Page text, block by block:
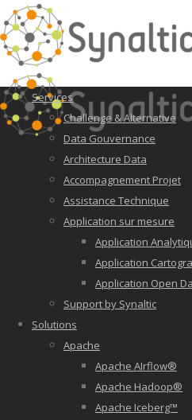
Services
Challenge & Alternative
Data Gouvernance
Architecture Data
Accompagnement Projet
Assistance Technique
Application sur mesure
Application
Application
Application Open
Support by Synaltic
Solutions
Apache
Apache AIrflow®
Apache Hadoop®
Apache Iceberg™